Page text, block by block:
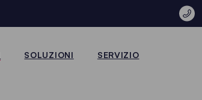
SOLUZIONI SERVIZIO